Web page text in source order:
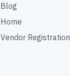
Blog
Home
Vendor Registration